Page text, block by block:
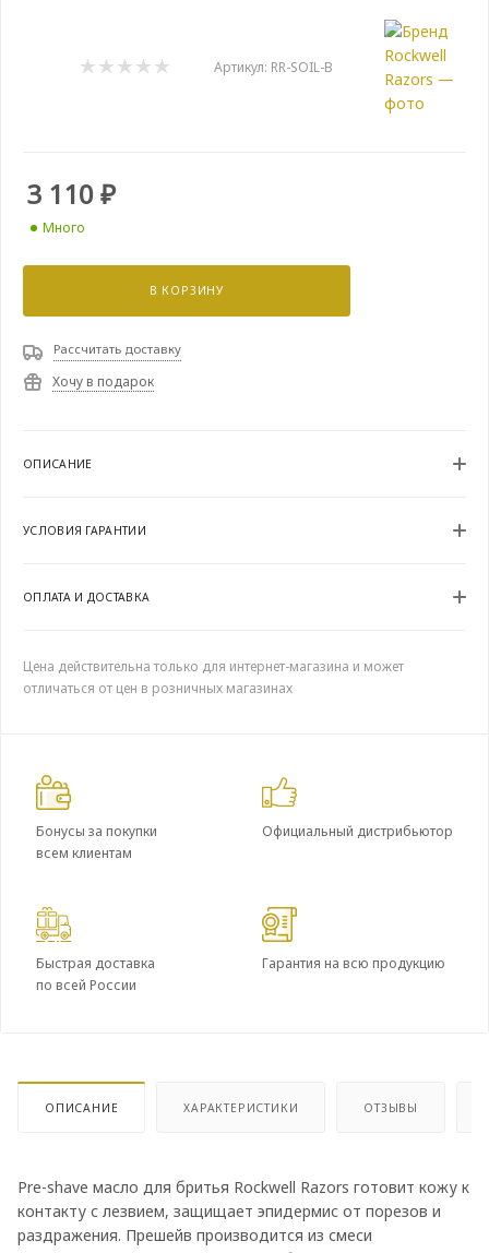
Артикул: RR-SOIL-B
3 110₽
Много
В КОРЗИНУ
Рассчитать доставку
Хочу в подарок
ОПИСАНИЕ
УСЛОВИЯ ГАРАНТИИ
ОПЛАТА И ДОСТАВКА
Цена действительна только для интернет-магазина и может
отличаться от цен в розничных магазинах
Бонусы за покупки
всем клиентам
Официальный дистрибьютор
Быстрая доставка
по всей России
Гарантия на всю продукцию
ОПИСАНИЕ ХАРАКТЕРИСТИКИ ОТЗЫВЫ
Pre-shave масло для бритья Rockwell Razors готовит кожу к
контакту с лезвием, защищает эпидермис от порезов и
раздражения. Прешейв производится из смеси